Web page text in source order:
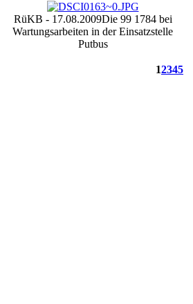
RüKB - 17.08.2009Die 99 1784 bei
Wartungsarbeiten in der Einsatzstelle
Putbus
12345